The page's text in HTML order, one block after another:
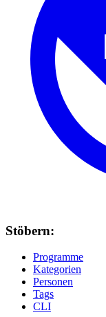
Stöbern:
Programme
Kategorien
Personen
Tags
CLI